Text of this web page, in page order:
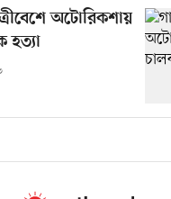
অটোরিকশায়
হত্যা